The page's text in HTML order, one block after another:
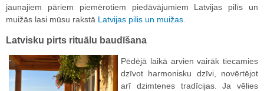
jaunajiem pāriem piemērotiem piedāvājumiem Latvijas pilīs un
muižās lasi mūsu rakstā Latvijas pilis un muižas
Latvisku pirts rituālu baudīšana
Pēdējā laikā arvien vairāk tiecamies
dzīvot harmonisku dzīvi, novērtējot
arī dzimtenes tradīcijas. Ja vēlies